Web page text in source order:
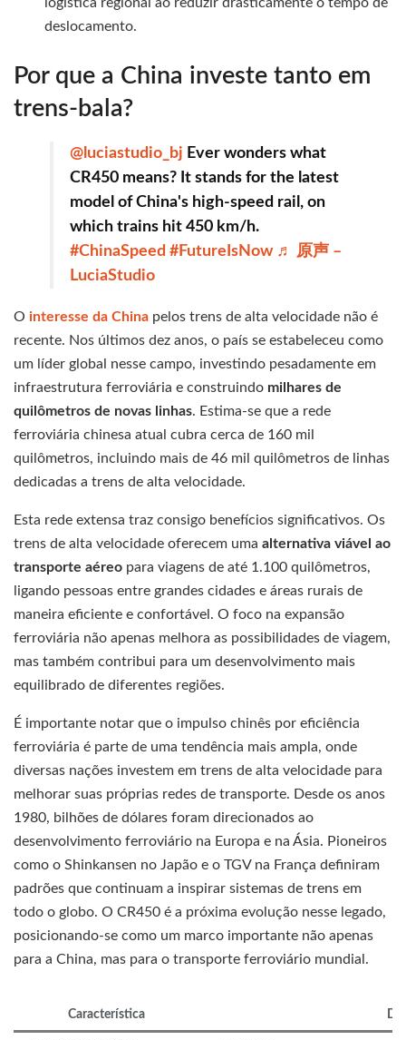
deslocamento.
Por que a China investe tanto em
trens-bala?
@luciastudio_bj Ever wonders what
CR450 means? It stands for the latest
model of China's high-speed rail, on
which trains hit 450 km/h.
#ChinaSpeed #FutureIsNow ♬ 原声 –
LuciaStudio
O interesse da China pelos trens de alta velocidade não é
recente. Nos últimos dez anos, o país se estabeleceu como
um líder global nesse campo, investindo pesadamente em
infraestrutura ferroviária e construindo milhares de
quilômetros de novas linhas. Estima-se que a rede
ferroviária chinesa atual cubra cerca de 160 mil
quilômetros, incluindo mais de 46 mil quilômetros de linhas
dedicadas a trens de alta velocidade.
Esta rede extensa traz consigo benefícios significativos. Os
trens de alta velocidade oferecem uma alternativa viável ao
transporte aéreo para viagens de até 1.100 quilômetros,
ligando pessoas entre grandes cidades e áreas rurais de
maneira eficiente e confortável. O foco na expansão
ferroviária não apenas melhora as possibilidades de viagem,
mas também contribui para um desenvolvimento mais
equilibrado de diferentes regiões.
É importante notar que o impulso chinês por eficiência
ferroviária é parte de uma tendência mais ampla, onde
diversas nações investem em trens de alta velocidade para
melhorar suas próprias redes de transporte. Desde os anos
1980, bilhões de dólares foram direcionados ao
desenvolvimento ferroviário na Europa e na Ásia. Pioneiros
como o Shinkansen no Japão e o TGV na França definiram
padrões que continuam a inspirar sistemas de trens em
todo o globo. O CR450 é a próxima evolução nesse legado,
posicionando-se como um marco importante não apenas
para a China, mas para o transporte ferroviário mundial.
Característica